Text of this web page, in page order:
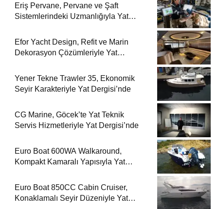
Eriş Pervane, Pervane ve Şaft
Sistemlerindeki Uzmanlığıyla Yat
Efor Yacht Design, Refit ve Marin
Dekorasyon Çözümleriyle Yat
Yener Tekne Trawler 35, Ekonomik
Seyir Karakteriyle Yat Dergisi’nde
CG Marine, Göcek’te Yat Teknik
Servis Hizmetleriyle Yat Dergisi’nde
Euro Boat 600WA Walkaround,
Kompakt Kamaralı Yapısıyla Yat
Euro Boat 850CC Cabin Cruiser,
Konaklamalı Seyir Düzeniyle Yat